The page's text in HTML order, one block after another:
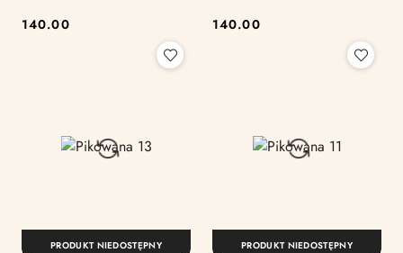
Cena:
140.00 Cena:
140.00
PRODUKT NIEDOSTĘPNY PRODUKT NIEDOSTĘPNY